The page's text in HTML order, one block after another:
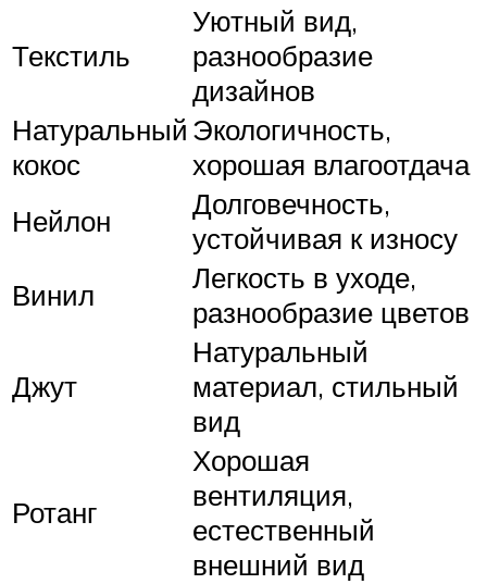
Текстиль
Уютный вид,
разнообразие
дизайнов
Натуральный
кокос
Экологичность,
хорошая влагоотдача
Нейлон
Долговечность,
устойчивая к износу
Винил
Легкость в уходе,
разнообразие цветов
Джут
Натуральный
материал, стильный
вид
Ротанг
Хорошая
вентиляция,
естественный
внешний вид